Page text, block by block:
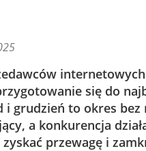
się do
i grudzień to okres
a konkurencja
przewagę i